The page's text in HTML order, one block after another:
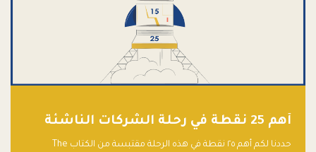
أهم 25 نقطة في رحلة الشركات الناشئة
حددنا لكم أهم ٢٥ نقطة في هذه الرحلة مقتبسة من الكتاب The